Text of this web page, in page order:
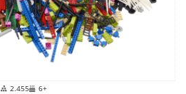
2.455 6+